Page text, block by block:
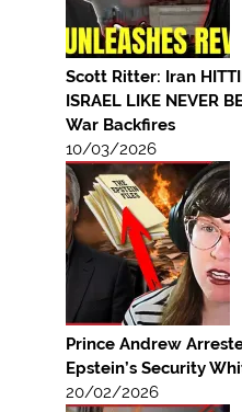
Scott Ritter: Iran
ISRAEL LIKE NEVER
War Backfires
10/03/2026
Prince Andrew
Epstein’s Security
20/02/2026